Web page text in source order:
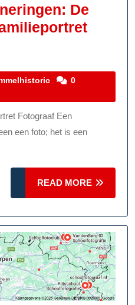
De
kemmelhistoric
0
een foto; het is een
READ MORE
MORE